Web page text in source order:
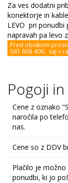
Za ves dodatni
konektorje in
LEVO pri ponudbi
napravah pa levo
Pred obiskom
041 608 400, saj v
Pogoji
Cene z oznako
naročila po
nas.
Cene so z DDV
Plačilo je
ponudbi, ki jo